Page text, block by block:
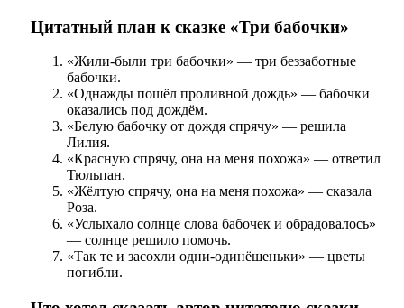
Цитатный план к сказке «Три бабочки»
«Жили-были три бабочки» — три беззаботные
бабочки.
«Однажды пошёл проливной дождь» — бабочки
оказались под дождём.
«Белую бабочку от дождя спрячу» — решила
Лилия.
«Красную спрячу, она на меня похожа» — ответил
Тюльпан.
«Жёлтую спрячу, она на меня похожа» — сказала
Роза.
«Услыхало солнце слова бабочек и обрадовалось»
— солнце решило помочь.
«Так те и засохли одни-одинёшеньки» — цветы
погибли.